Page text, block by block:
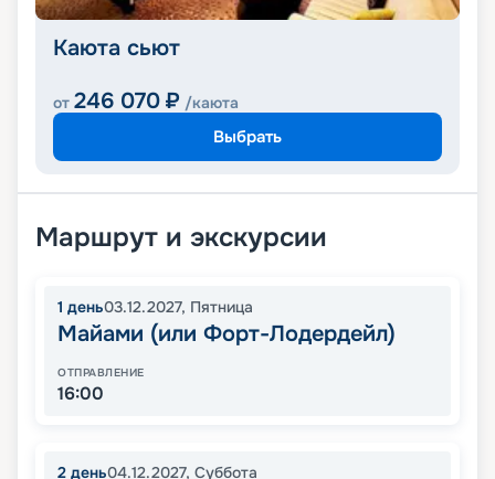
Каюта сьют
от 246 070 ₽ /каюта
Выбрать
Маршрут и экскурсии
1 день03.12.2027, Пятница
Майами (или Форт-Лодердейл)
ОТПРАВЛЕНИЕ
16:00
2 день04.12.2027, Суббота